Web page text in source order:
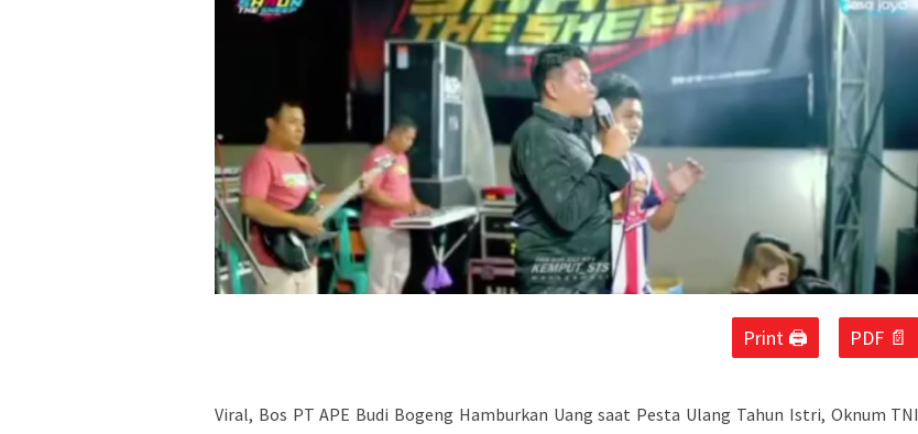
Print 🖨 PDF 📄
Viral, Bos PT APE Budi Bogeng Hamburkan Uang saat Pesta Ulang Tahun Istri, Oknum TNI